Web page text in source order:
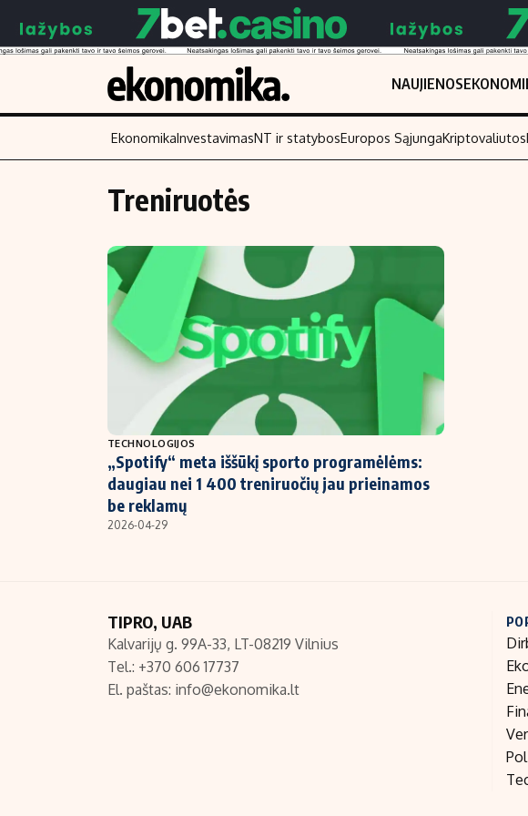
NAUJIENOS
Turinys
Naujienos
Aplinka
Verslas
Energetika
Ekonomika
NT ir statybos
Finansai
Įmonės
Žemės ūkis
Technologijos
Laisvalaikis
EkonomikaInvestavimasNT ir statybosEuropos SąjungaKriptovaliutos
Treniruotės
TECHNOLOGIJOS
„Spotify“ meta iššūkį sporto programėlėms:
daugiau nei 1 400 treniruočių jau prieinamos
be reklamų
2026-04-29
TIPRO, UAB
Kalvarijų g. 99A-33, LT-08219 Vilnius
Tel.: +370 606 17737
El. paštas: info@ekonomika.lt